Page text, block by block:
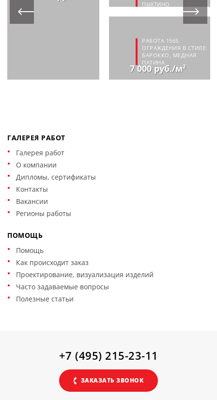
ПЫХТИНО
116 000 руб.
РАБОТА 1565.
ОГРАЖДЕНИЯ В СТИЛЕ
БАРОККО, МЕДНАЯ
ПАТИНА
7 000 руб./м²
ГАЛЕРЕЯ РАБОТ
Галерея работ
О компании
Дипломы, сертификаты
Контакты
Вакансии
Регионы работы
ПОМОЩЬ
Помощь
Как происходит заказ
Проектирование, визуализация изделий
Часто задаваемые вопросы
Полезные статьи
+7 (495) 215-23-11
ЗАКАЗАТЬ ЗВОНОК